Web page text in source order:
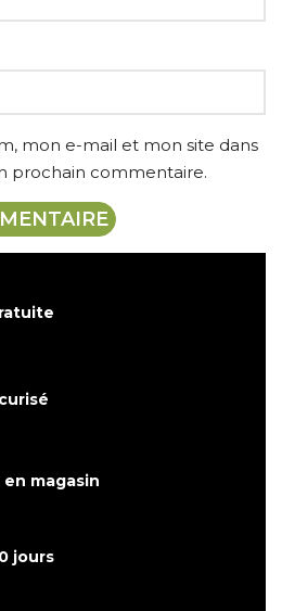
mon e-mail et mon site dans
prochain commentaire.
magasin
jours